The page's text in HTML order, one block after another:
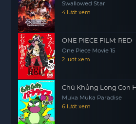
Swallowed Star
4 lượt xem
ONE PIECE FILM: RED
One Piece Movie 15
2 lượt xem
Chú Khủng Long Con
Muka Muka Paradise
6 lượt xem